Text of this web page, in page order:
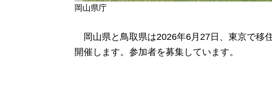
岡山県庁
岡山県と鳥取県は2026年6月27日、東京で移
開催します。 参加者を募集しています。